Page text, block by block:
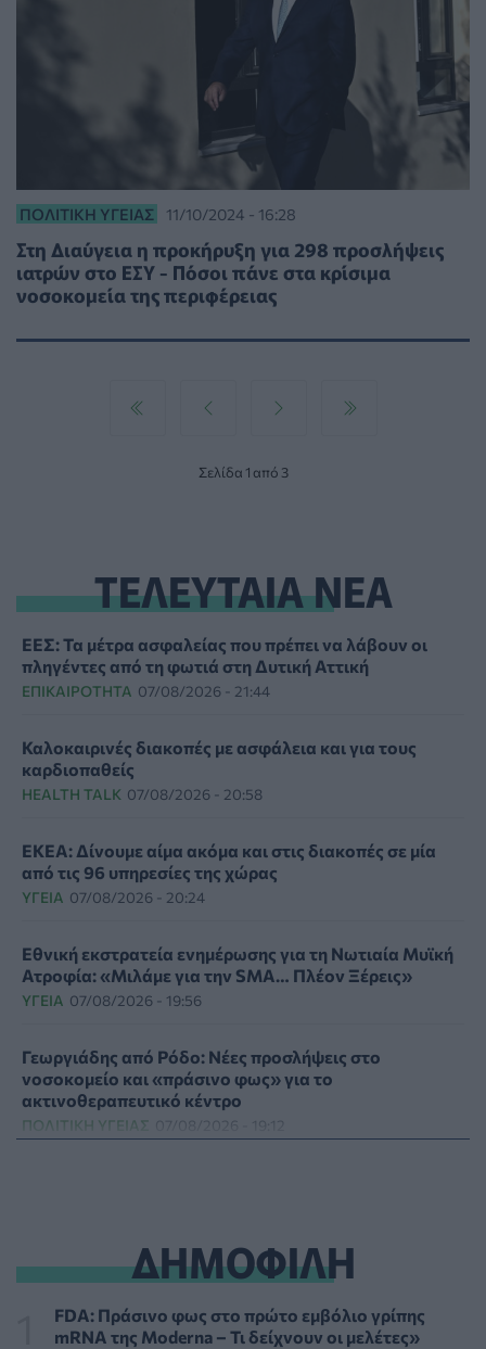
ΠΟΛΙΤΙΚΉ ΥΓΕΊΑΣ 11/10/2024 - 16:28
Στη Διαύγεια η προκήρυξη για 298 προσλήψεις
ιατρών στο ΕΣΥ - Πόσοι πάνε στα κρίσιμα
νοσοκομεία της περιφέρειας
Σελίδα 1 από 3
ΤΕΛΕΥΤΑΙΑ ΝΕΑ
ΕΕΣ: Τα μέτρα ασφαλείας που πρέπει να λάβουν οι
πληγέντες από τη φωτιά στη Δυτική Αττική
ΕΠΙΚΑΙΡΌΤΗΤΑ 07/08/2026 - 21:44
Καλοκαιρινές διακοπές με ασφάλεια και για τους
καρδιοπαθείς
HEALTH TALK 07/08/2026 - 20:58
ΕΚΕΑ: Δίνουμε αίμα ακόμα και στις διακοπές σε μία
από τις 96 υπηρεσίες της χώρας
ΥΓΕΊΑ 07/08/2026 - 20:24
Εθνική εκστρατεία ενημέρωσης για τη Νωτιαία Μυϊκή
Ατροφία: «Μιλάμε για την SMA… Πλέον Ξέρεις»
ΥΓΕΊΑ 07/08/2026 - 19:56
Γεωργιάδης από Ρόδο: Νέες προσλήψεις στο
νοσοκομείο και «πράσινο φως» για το
ακτινοθεραπευτικό κέντρο
ΠΟΛΙΤΙΚΉ ΥΓΕΊΑΣ 07/08/2026 - 19:12
Τι μπορεί να μας διδάξει η νέα ταινία του Spider-Man
για την απώλεια και το πένθος
ΨΥΧΙΚΉ ΥΓΕΊΑ 07/08/2026 - 18:11
ΔΗΜΟΦΙΛΗ
FDA: Πράσινο φως στο πρώτο εμβόλιο γρίπης
mRNA της Moderna – Τι δείχνουν οι μελέτες»